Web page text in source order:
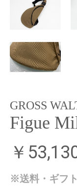
GROSS
Figue
￥
※送料・ギフ